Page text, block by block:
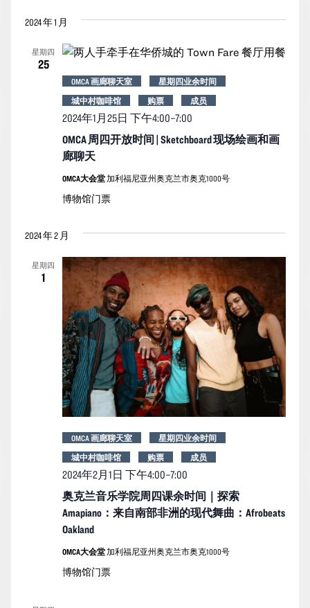
搜
索
和
航
视
图
导
择
期。
2024 年 1 月
星期四
25
OMCA 周四开放时间 | Sketchboard 现场绘画和画
廊聊天
2024年1月25日 下午4:00–7:00
OMCA 画廊聊天室
星期四业余时间
城中村咖啡馆
购票 成员
OMCA大会堂加利福尼亚州奥克兰市奥克1000号
博物馆门票
2024 年 2 月
星期四
1
奥克兰音乐学院周四课余时间｜探索
Amapiano：来自南部非洲的现代舞曲：Afrobeats
Oakland
2024年2月1日 下午4:00–7:00
OMCA 画廊聊天室
星期四业余时间
城中村咖啡馆
购票 成员
OMCA大会堂加利福尼亚州奥克兰市奥克1000号
博物馆门票